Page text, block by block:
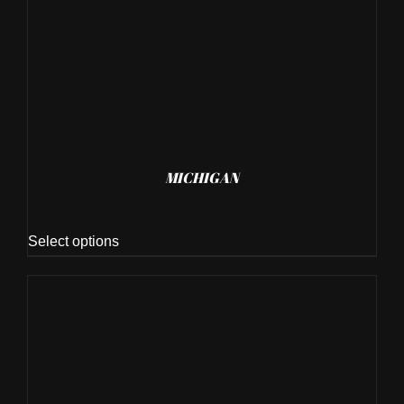
MICHIGAN
Select options